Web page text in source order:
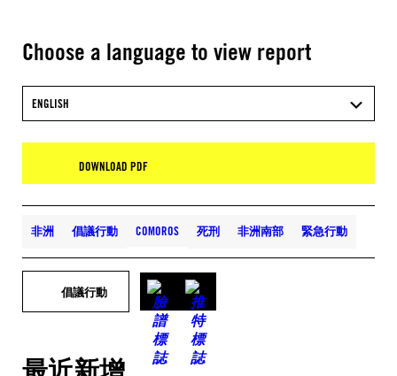
Choose a language to view report
ENGLISH
DOWNLOAD PDF
非洲 倡議行動 COMOROS 死刑 非洲南部 緊急行動
倡議行動